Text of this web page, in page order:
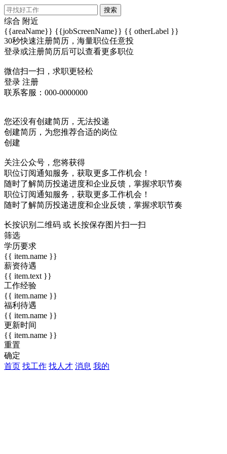
搜索
综合 附近
{{areaName}} {{jobScreenName}} {{ otherLabel }}
30秒快速注册简历，海量职位任意投
登录或注册简历后可以查看更多职位
微信扫一扫，求职更轻松
登录 注册
联系客服：000-0000000
您还没有创建简历，无法投递
创建简历，为您推荐合适的岗位
创建
关注公众号，您将获得
职位订阅通知服务，获取更多工作机会！
随时了解简历投递进度和企业反馈，掌握求职节奏
职位订阅通知服务，获取更多工作机会！
随时了解简历投递进度和企业反馈，掌握求职节奏
长按识别二维码 或 长按保存图片扫一扫
筛选
学历要求
{{ item.name }}
薪资待遇
{{ item.text }}
工作经验
{{ item.name }}
福利待遇
{{ item.name }}
更新时间
{{ item.name }}
重置
确定
首页 找工作 找人才 消息 我的